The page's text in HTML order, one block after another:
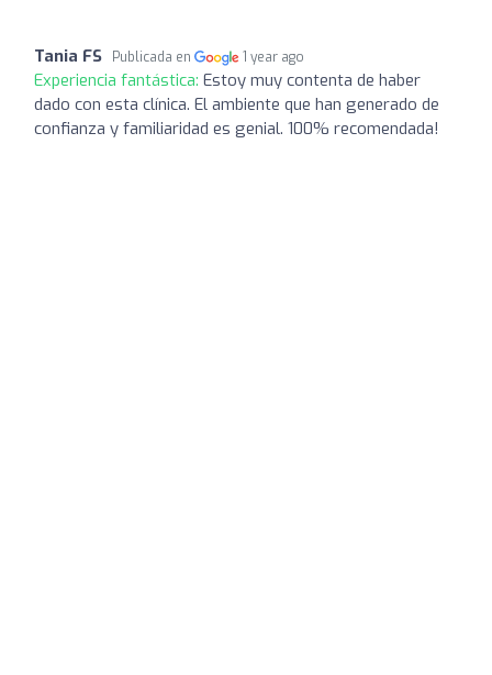
Tania FS Publicada en 1 year ago
Experiencia fantástica: Estoy muy contenta de haber
dado con esta clínica. El ambiente que han generado de
confianza y familiaridad es genial. 100% recomendada!